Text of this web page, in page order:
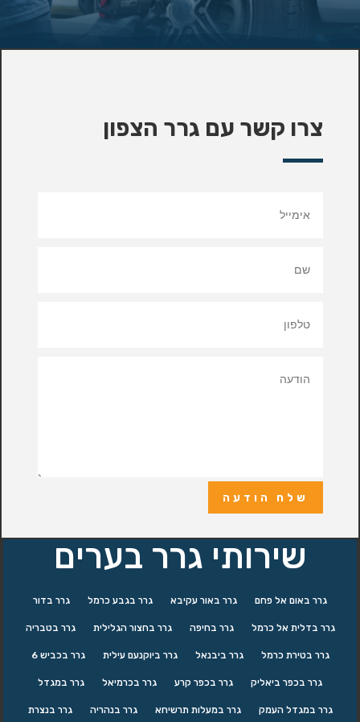
צרו קשר עם גרר הצפון
שלח הודעה
שירותי גרר בערים
גרר באום אל פחם גרר באור עקיבא גרר בגבע כרמל גרר בדור
גרר בדלית אל כרמל גרר בחיפה גרר בחצור הגלילית גרר בטבריה
גרר בטירת כרמל גרר ביבנאל גרר ביוקנעם עילית גרר בכביש 6
גרר בכפר ביאליק גרר בכפר קרע גרר בכרמיאל גרר במגדל
גרר במגדל העמק גרר במעלות תרשיחא גרר בנהריה גרר בנצרת